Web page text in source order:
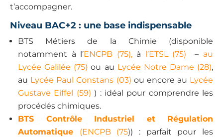
t’accompagner.
Niveau BAC+2 : une base indispensable
BTS Métiers de la Chimie (disponible
notamment à l’ENCPB (75),à l’ETSL (75) – au
Lycée Galilée (75) ou au Lycée Notre Dame (28),
au Lycée Paul Constans (03) ou encore au Lycée
Gustave Eiffel (59) ) : idéal pour comprendre les
procédés chimiques.
BTS Contrôle Industriel et Régulation
Automatique (ENCPB (75)) : parfait pour les